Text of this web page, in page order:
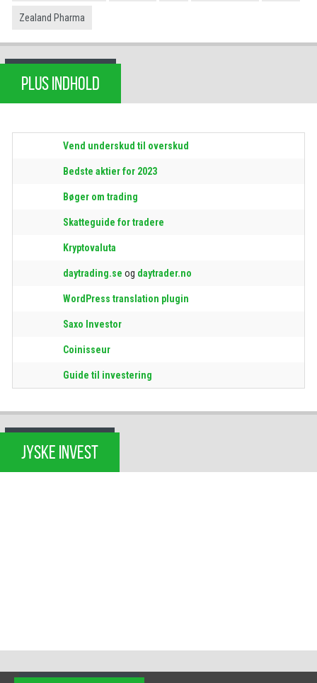
Zealand Pharma
PLUS INDHOLD
Vend underskud til overskud
Bedste aktier for 2023
Bøger om trading
Skatteguide for tradere
Kryptovaluta
daytrading.se og daytrader.no
WordPress translation plugin
Saxo Investor
Coinisseur
Guide til investering
JYSKE INVEST